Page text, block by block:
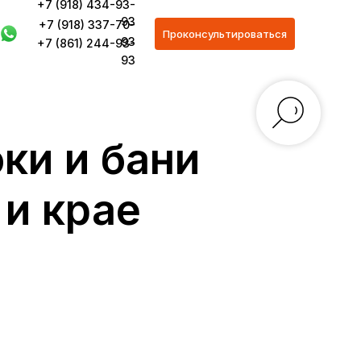
+7 (918) 434-93-
93
+7 (918) 337-70-
93
+7 (861) 244-93-
93
Проконсультироваться
и бани
крае